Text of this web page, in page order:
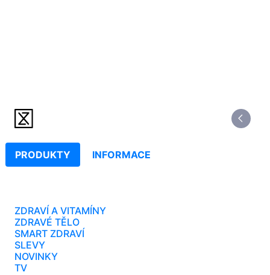
PRODUKTY INFORMACE
ZDRAVÍ A VITAMÍNY
ZDRAVÉ TĚLO
SMART ZDRAVÍ
SLEVY
NOVINKY
TV